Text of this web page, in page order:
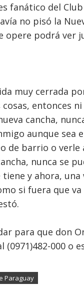
fanático del
no pisó la
opere podrá ver
muy cerrada
cosas, entonces
cancha,
aunque sea
de barrio o verle
nunca se
y ahora, una
si fuera que va
para que don
(0971)482-000 o
Paraguay